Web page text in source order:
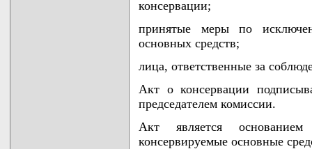
консервации;
принятые меры по
основных средств;
лица, ответственные за
Акт о консервации
председателем комиссии.
Акт является
консервируемые основные